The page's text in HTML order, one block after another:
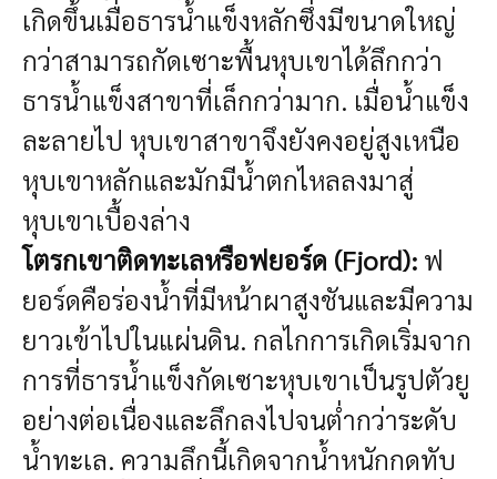
เกิดขึ้นเมื่อธารน้ำแข็งหลักซึ่งมีขนาดใหญ่
กว่าสามารถกัดเซาะพื้นหุบเขาได้ลึกกว่า
ธารน้ำแข็งสาขาที่เล็กกว่ามาก. เมื่อน้ำแข็ง
ละลายไป หุบเขาสาขาจึงยังคงอยู่สูงเหนือ
หุบเขาหลักและมักมีน้ำตกไหลลงมาสู่
หุบเขาเบื้องล่าง
โตรกเขาติดทะเลหรือฟยอร์ด (Fjord): ฟ
ยอร์ดคือร่องน้ำที่มีหน้าผาสูงชันและมีความ
ยาวเข้าไปในแผ่นดิน. กลไกการเกิดเริ่มจาก
การที่ธารน้ำแข็งกัดเซาะหุบเขาเป็นรูปตัวยู
อย่างต่อเนื่องและลึกลงไปจนต่ำกว่าระดับ
น้ำทะเล. ความลึกนี้เกิดจากน้ำหนักกดทับ